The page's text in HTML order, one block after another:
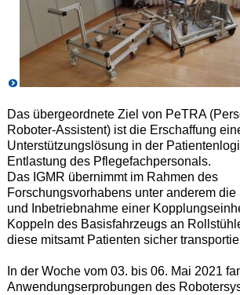
Das übergeordnete Ziel von PeTRA
Roboter-Assistent) ist die Erschaffung
Unterstützungslösung in der
Entlastung des Pflegefachpersonals.
Das IGMR übernimmt im Rahmen des
Forschungsvorhabens unter anderem
und Inbetriebnahme einer
Koppeln des Basisfahrzeugs an
diese mitsamt Patienten sicher
In der Woche vom 03. bis 06. Mai 2021
Anwendungserprobungen des